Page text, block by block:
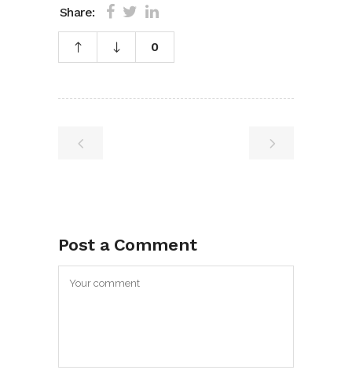
Share:
0
Post a Comment